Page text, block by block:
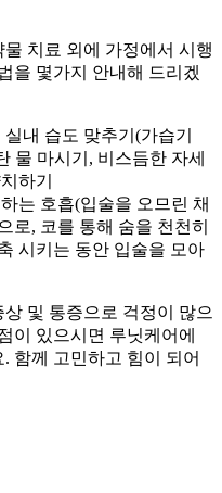
치료 외에 가정에서 시행
을 몇가지 안내해 드리겠
내 습도 맞추기(가습기
물 마시기, 비스듬한 자세
하기
는 호흡(입술을 오므린 채
로, 코를 통해 숨을 천천히
시키는 동안 입술을 모아
및 통증으로 걱정이 많으
이 있으시면 루닛케어에
함께 고민하고 힘이 되어